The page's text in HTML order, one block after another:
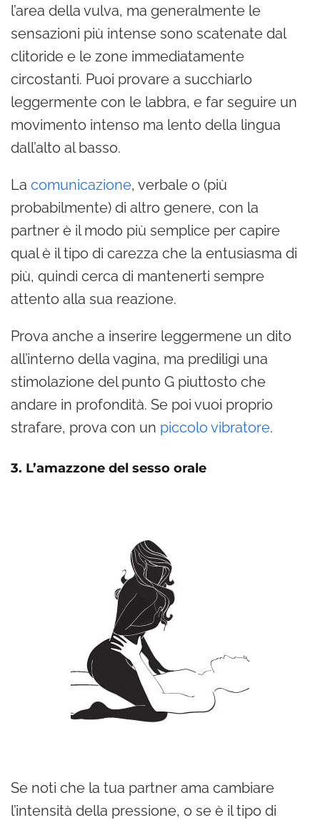
l’area della vulva, ma generalmente le
sensazioni più intense sono scatenate dal
clitoride e le zone immediatamente
circostanti. Puoi provare a succhiarlo
leggermente con le labbra, e far seguire un
movimento intenso ma lento della lingua
dall’alto al basso.
La comunicazione, verbale o (più
probabilmente) di altro genere, con la
partner è il modo più semplice per capire
qual è il tipo di carezza che la entusiasma di
più, quindi cerca di mantenerti sempre
attento alla sua reazione.
Prova anche a inserire leggermene un dito
all’interno della vagina, ma prediligi una
stimolazione del punto G piuttosto che
andare in profondità. Se poi vuoi proprio
strafare, prova con un piccolo vibratore.
3. L’amazzone del sesso orale
Se noti che la tua partner ama cambiare
l’intensità della pressione, o se è il tipo di